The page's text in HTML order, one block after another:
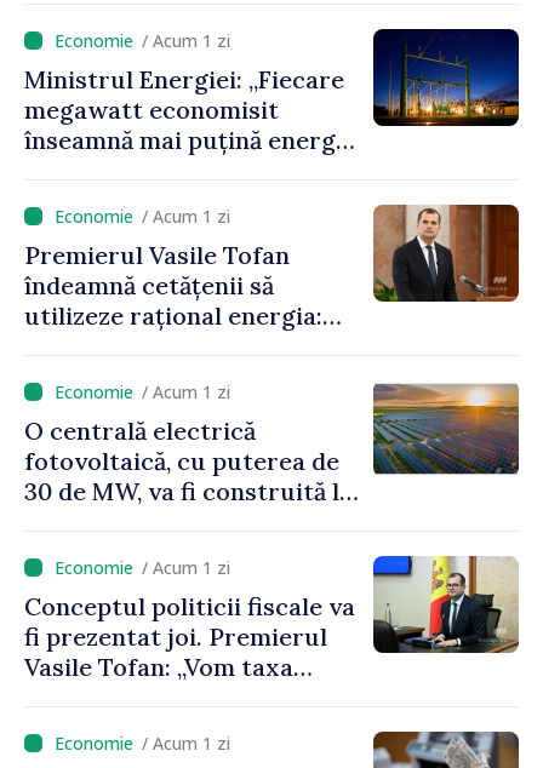
anunță prețuri mai mici la
benzină și motorină
/ Acum 1 zi
Ministrul Energiei: „Fiecare
megawatt economisit
înseamnă mai puțină energie
ridicate”
/ Acum 1 zi
Premierul Vasile Tofan
îndeamnă cetățenii să
utilizeze rațional energia:
mari, trebuie să
economisim”/ Acum 1 zi
O centrală electrică
fotovoltaică, cu puterea de
30 de MW, va fi construită la
/ Acum 1 zi
Conceptul politicii fiscale va
fi prezentat joi. Premierul
Vasile Tofan: „Vom taxa
încuraja investițiile, vom
taxa mai mult viciile și
/ Acum 1 zi